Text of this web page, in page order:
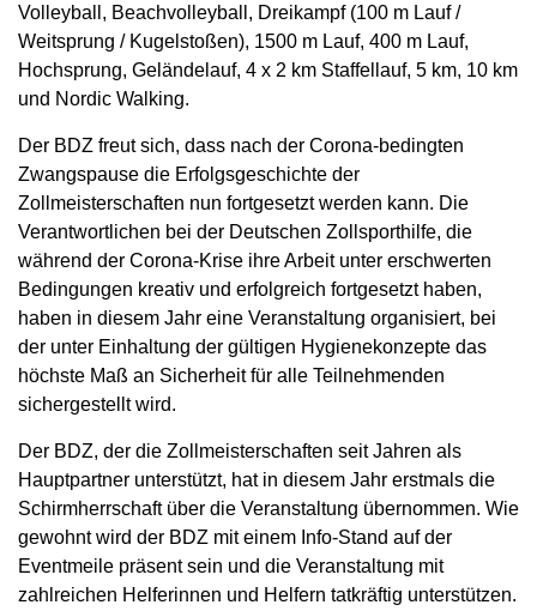
Volleyball, Beachvolleyball, Dreikampf (100 m Lauf /
Weitsprung / Kugelstoßen), 1500 m Lauf, 400 m Lauf,
Hochsprung, Geländelauf, 4 x 2 km Staffellauf, 5 km, 10 km
und Nordic Walking.
Der BDZ freut sich, dass nach der Corona-bedingten
Zwangspause die Erfolgsgeschichte der
Zollmeisterschaften nun fortgesetzt werden kann. Die
Verantwortlichen bei der Deutschen Zollsporthilfe, die
während der Corona-Krise ihre Arbeit unter erschwerten
Bedingungen kreativ und erfolgreich fortgesetzt haben,
haben in diesem Jahr eine Veranstaltung organisiert, bei
der unter Einhaltung der gültigen Hygienekonzepte das
höchste Maß an Sicherheit für alle Teilnehmenden
sichergestellt wird.
Der BDZ, der die Zollmeisterschaften seit Jahren als
Hauptpartner unterstützt, hat in diesem Jahr erstmals die
Schirmherrschaft über die Veranstaltung übernommen. Wie
gewohnt wird der BDZ mit einem Info-Stand auf der
Eventmeile präsent sein und die Veranstaltung mit
zahlreichen Helferinnen und Helfern tatkräftig unterstützen.